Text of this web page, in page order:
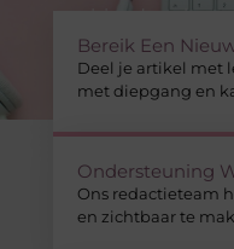
hier de
ondersteuning
echt tot zijn
Bereik Een
Deel je artikel met
met diepgang en
Ondersteuning
Ons redactieteam
en zichtbaar te